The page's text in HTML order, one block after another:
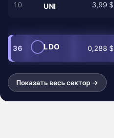
10 UNI 3,99 $
36 LDO 0,288 $
Показать весь сектор →